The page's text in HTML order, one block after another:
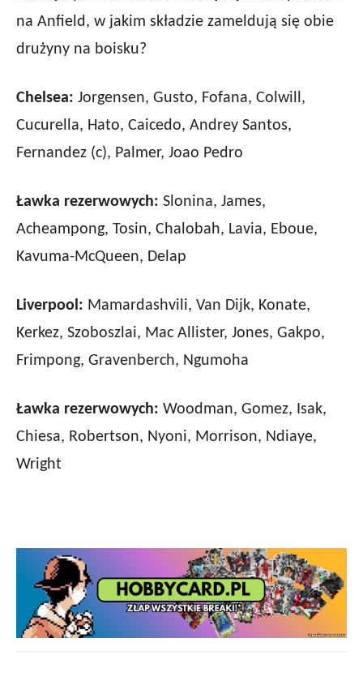
na Anfield, w jakim składzie zameldują się obie
drużyny na boisku?
Chelsea: Jorgensen, Gusto, Fofana, Colwill,
Cucurella, Hato, Caicedo, Andrey Santos,
Fernandez (c), Palmer, Joao Pedro
Ławka rezerwowych: Slonina, James,
Acheampong, Tosin, Chalobah, Lavia, Eboue,
Kavuma-McQueen, Delap
Liverpool: Mamardashvili, Van Dijk, Konate,
Kerkez, Szoboszlai, Mac Allister, Jones, Gakpo,
Frimpong, Gravenberch, Ngumoha
Ławka rezerwowych: Woodman, Gomez, Isak,
Chiesa, Robertson, Nyoni, Morrison, Ndiaye,
Wright